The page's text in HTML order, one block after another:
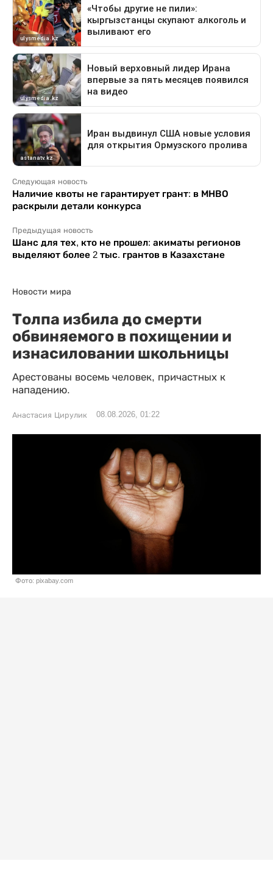
Следующая новость
Наличие квоты не гарантирует грант: в МНВО
раскрыли детали конкурса
Предыдущая новость
Шанс для тех, кто не прошел: акиматы регионов
выделяют более 2 тыс. грантов в Казахстане
Новости мира
Толпа избила до смерти
обвиняемого в похищении и
изнасиловании школьницы
Арестованы восемь человек, причастных к
нападению.
Анастасия Цирулик 08.08.2026, 01:22
Фото: pixabay.com